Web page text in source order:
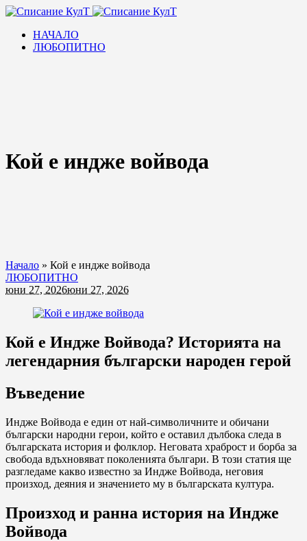
НАЧАЛО
ЛЮБОПИТНО
Кой е индже войвода
Начало » Кой е индже войвода
ЛЮБОПИТНО
юни 27, 2026юни 27, 2026
Кой е Индже Войвода? Историята на
легендарния български народен герой
Въведение
Индже Войвода е един от най-символичните и обичани
български народни герои, който е оставил дълбока следа в
българската история и фолклор. Неговата храброст и борба за
свобода вдъхновяват поколенията българи. В този статия ще
разгледаме какво известно за Индже Войвода, неговия
произход, деяния и значението му в българската култура.
Произход и ранна история на Индже
Войвода